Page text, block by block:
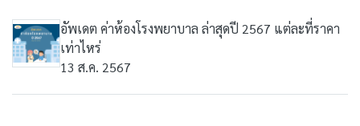
อัพเดต ค่าห้องโรงพยาบาล ล่าสุดปี 2567 แต่ละที่ราคา
เท่าไหร่
13 ส.ค. 2567